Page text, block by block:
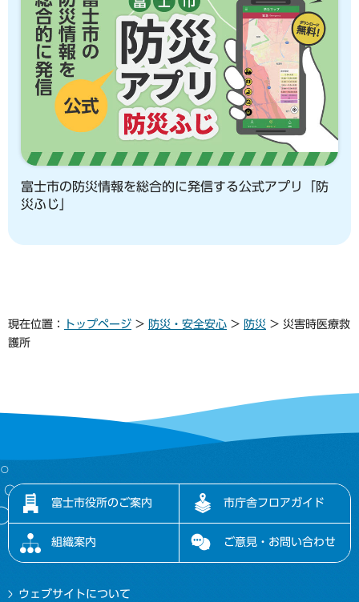
富士市の防災情報を総合的に発信する公式アプリ「防
災ふじ」
現在位置： トップページ > 防災・安全安心 > 防災 > 災害時医療救
護所
富士市役所のご案内 市庁舎フロアガイド
組織案内 ご意見・お問い合わせ
ウェブサイトについて